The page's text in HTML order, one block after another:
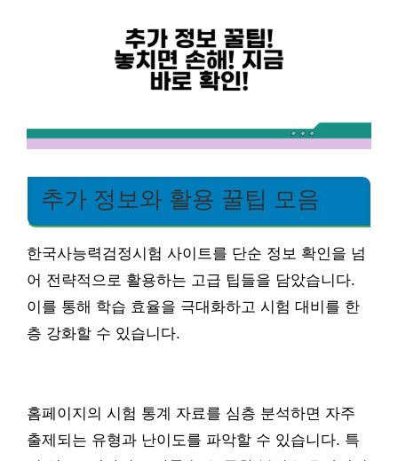
추가 정보와 활용 꿀팁 모음
한국사능력검정시험 사이트를 단순 정보 확인을 넘
어 전략적으로 활용하는 고급 팁들을 담았습니다.
이를 통해 학습 효율을 극대화하고 시험 대비를 한
층 강화할 수 있습니다.
홈페이지의 시험 통계 자료를 심층 분석하면 자주
출제되는 유형과 난이도를 파악할 수 있습니다. 특